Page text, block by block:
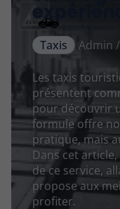
Taxis Admin
Les taxis
présentent
pour découvrir
formule offre
pratique, mais
Dans cet
de ce service,
propose aux
profiter.